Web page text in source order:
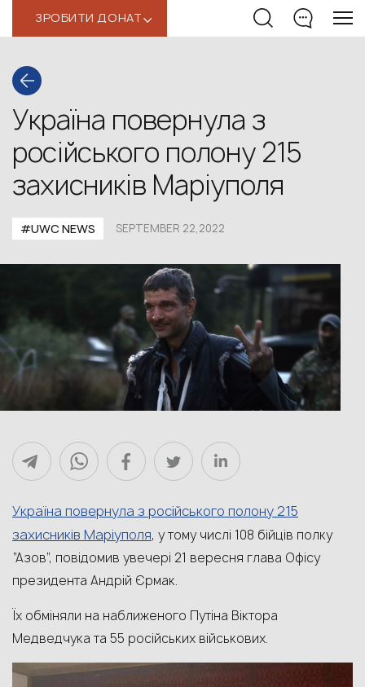
ЗРОБИТИ ДОНАТ‹
Україна повернула з
російського полону 215
захисників Маріуполя
#UWС NEWS SEPTEMBER 22,2022
Україна повернула з російського полону 215
захисників Маріуполя, у тому числі 108 бійців полку
“Азов”, повідомив увечері 21 вересня глава Офісу
президента Андрій Єрмак.
Їх обміняли на наближеного Путіна Віктора
Медведчука та 55 російських військових.